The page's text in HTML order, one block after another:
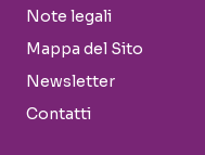
Note legali
Mappa del Sito
Newsletter
Contatti